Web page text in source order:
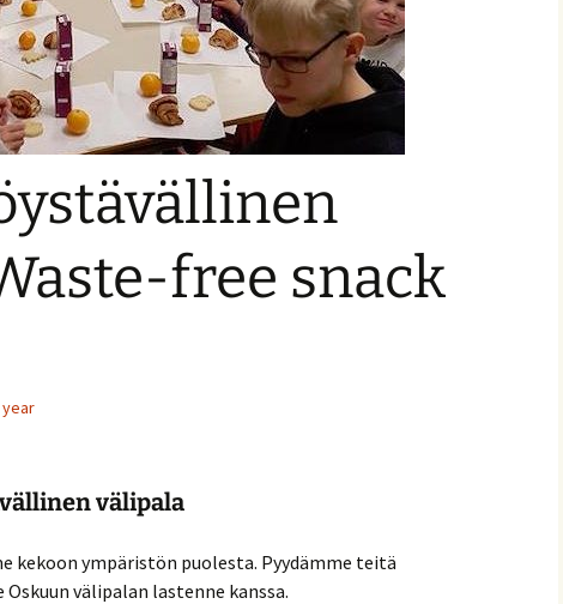
free snack
välipala
kekoon ympäristön puolesta. Pyydämme teitä
välipalan lastenne kanssa.